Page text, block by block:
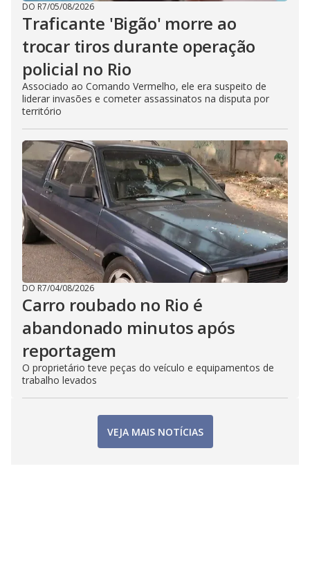
DO R7/05/08/2026
Traficante 'Bigão' morre ao
trocar tiros durante operação
policial no Rio
Associado ao Comando Vermelho, ele era suspeito de
liderar invasões e cometer assassinatos na disputa por
território
DO R7/04/08/2026
Carro roubado no Rio é
abandonado minutos após
reportagem
O proprietário teve peças do veículo e equipamentos de
trabalho levados
VEJA MAIS NOTÍCIAS